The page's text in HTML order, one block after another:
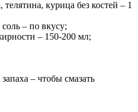
курица без костей – 1
– по вкусу;
– 150-200 мл;
– чтобы смазать